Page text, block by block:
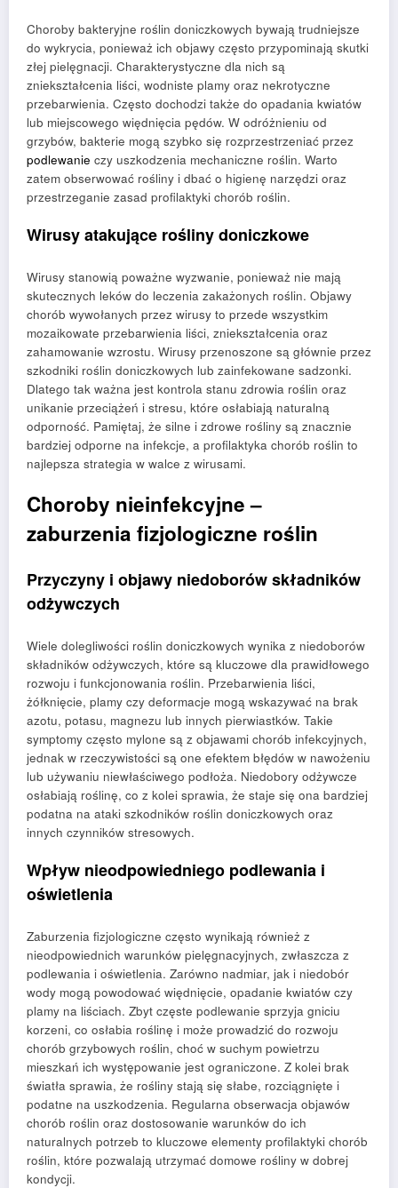
Choroby bakteryjne roślin doniczkowych bywają trudniejsze
do wykrycia, ponieważ ich objawy często przypominają skutki
złej pielęgnacji. Charakterystyczne dla nich są
zniekształcenia liści, wodniste plamy oraz nekrotyczne
przebarwienia. Często dochodzi także do opadania kwiatów
lub miejscowego więdnięcia pędów. W odróżnieniu od
grzybów, bakterie mogą szybko się rozprzestrzeniać przez
podlewanie czy uszkodzenia mechaniczne roślin. Warto
zatem obserwować rośliny i dbać o higienę narzędzi oraz
przestrzeganie zasad profilaktyki chorób roślin.
Wirusy atakujące rośliny doniczkowe
Wirusy stanowią poważne wyzwanie, ponieważ nie mają
skutecznych leków do leczenia zakażonych roślin. Objawy
chorób wywołanych przez wirusy to przede wszystkim
mozaikowate przebarwienia liści, zniekształcenia oraz
zahamowanie wzrostu. Wirusy przenoszone są głównie przez
szkodniki roślin doniczkowych lub zainfekowane sadzonki.
Dlatego tak ważna jest kontrola stanu zdrowia roślin oraz
unikanie przeciążeń i stresu, które osłabiają naturalną
odporność. Pamiętaj, że silne i zdrowe rośliny są znacznie
bardziej odporne na infekcje, a profilaktyka chorób roślin to
najlepsza strategia w walce z wirusami.
Choroby nieinfekcyjne –
zaburzenia fizjologiczne roślin
Przyczyny i objawy niedoborów składników
odżywczych
Wiele dolegliwości roślin doniczkowych wynika z niedoborów
składników odżywczych, które są kluczowe dla prawidłowego
rozwoju i funkcjonowania roślin. Przebarwienia liści,
żółknięcie, plamy czy deformacje mogą wskazywać na brak
azotu, potasu, magnezu lub innych pierwiastków. Takie
symptomy często mylone są z objawami chorób infekcyjnych,
jednak w rzeczywistości są one efektem błędów w nawożeniu
lub używaniu niewłaściwego podłoża. Niedobory odżywcze
osłabiają roślinę, co z kolei sprawia, że staje się ona bardziej
podatna na ataki szkodników roślin doniczkowych oraz
innych czynników stresowych.
Wpływ nieodpowiedniego podlewania i
oświetlenia
Zaburzenia fizjologiczne często wynikają również z
nieodpowiednich warunków pielęgnacyjnych, zwłaszcza z
podlewania i oświetlenia. Zarówno nadmiar, jak i niedobór
wody mogą powodować więdnięcie, opadanie kwiatów czy
plamy na liściach. Zbyt częste podlewanie sprzyja gniciu
korzeni, co osłabia roślinę i może prowadzić do rozwoju
chorób grzybowych roślin, choć w suchym powietrzu
mieszkań ich występowanie jest ograniczone. Z kolei brak
światła sprawia, że rośliny stają się słabe, rozciągnięte i
podatne na uszkodzenia. Regularna obserwacja objawów
chorób roślin oraz dostosowanie warunków do ich
naturalnych potrzeb to kluczowe elementy profilaktyki chorób
roślin, które pozwalają utrzymać domowe rośliny w dobrej
kondycji.